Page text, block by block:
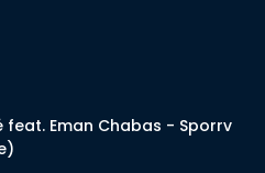
feat. Eman Chabas - Sporrv